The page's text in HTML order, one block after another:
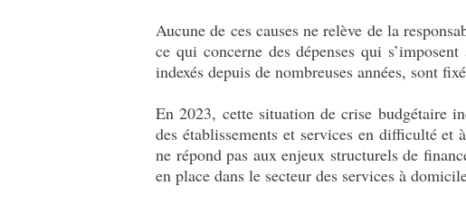
Aucune de ces causes ne relève de la
ce qui concerne des dépenses qui
indexés depuis de nombreuses années, sont
En 2023, cette situation de crise budgétaire
des établissements et services en difficulté
ne répond pas aux enjeux structurels de
en place dans le secteur des services à